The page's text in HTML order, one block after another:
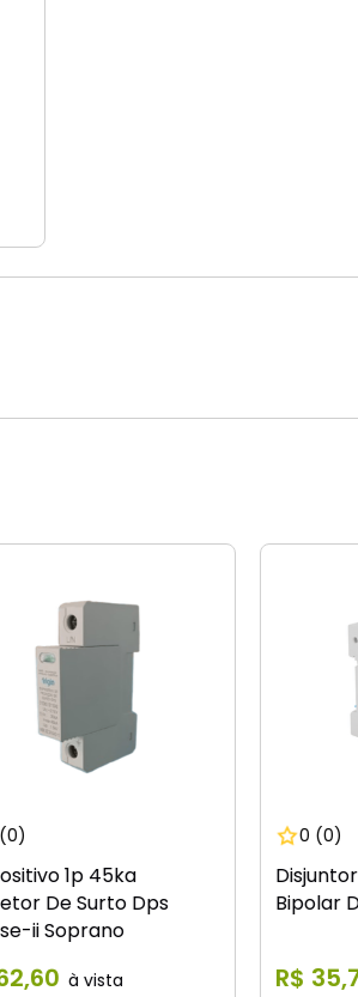
(0)
1p 45ka
De Surto Dps
ii Soprano
,60
0 (0)
Bipolar
R$ 35,